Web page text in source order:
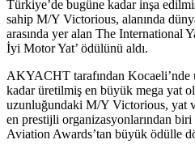
Türkiye’de bugüne kadar inşa
sahip M/Y Victorious, alanında
arasında yer alan The International
İyi Motor Yat’ ödülünü aldı.
AKYACHT tarafından Kocaeli’nde
kadar üretilmiş en büyük mega yat
uzunluğundaki M/Y Victorious, yat
en prestijli organizasyonlarından
Aviation Awards’tan büyük ödülle